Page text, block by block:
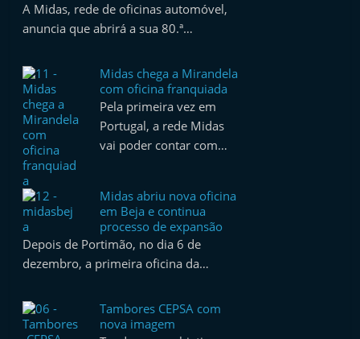
l
e
P
o
r
t
g
a
A Midas, rede de oficinas automóvel,
anuncia que abrirá a sua 80.ª…
Midas chega a Mirandela
com oficina franquiada
Pela primeira vez em
Portugal, a rede Midas
vai poder contar com…
Midas abriu nova oficina
em Beja e continua
processo de expansão
Depois de Portimão, no dia 6 de
dezembro, a primeira oficina da…
Tambores CEPSA com
nova imagem